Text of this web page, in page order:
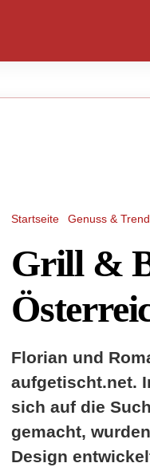
Startseite Genuss &
Grill &
Florian und
aufgetischt.net.
sich auf die
gemacht,
Design